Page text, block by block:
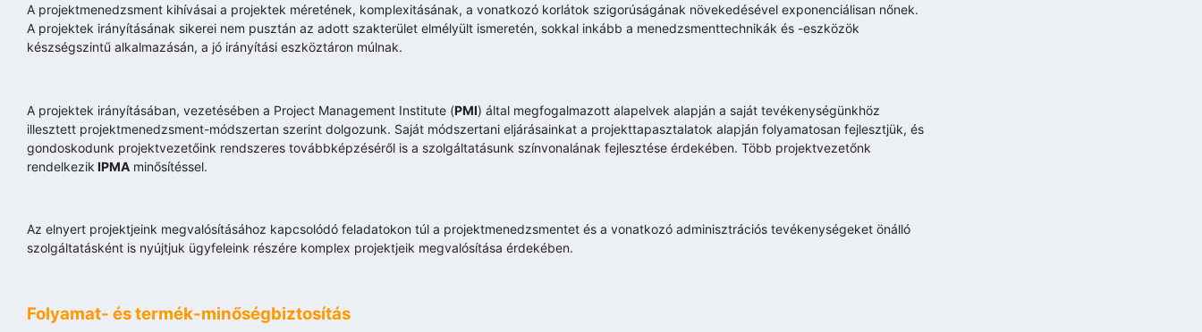
A projektmenedzsment kihívásai a projektek méretének, komplexitásának, a vonatkozó korlátok szigorúságának növekedésével exponenciálisan nőnek.
A projektek irányításának sikerei nem pusztán az adott szakterület elmélyült ismeretén, sokkal inkább a menedzsmenttechnikák és -eszközök
készségszintű alkalmazásán, a jó irányítási eszköztáron múlnak.
A projektek irányításában, vezetésében a Project Management Institute (PMI) által megfogalmazott alapelvek alapján a saját tevékenységünkhöz
illesztett projektmenedzsment-módszertan szerint dolgozunk. Saját módszertani eljárásainkat a projekttapasztalatok alapján folyamatosan fejlesztjük, és
gondoskodunk projektvezetőink rendszeres továbbképzéséről is a szolgáltatásunk színvonalának fejlesztése érdekében. Több projektvezetőnk
rendelkezik IPMA minősítéssel.
Az elnyert projektjeink megvalósításához kapcsolódó feladatokon túl a projektmenedzsmentet és a vonatkozó adminisztrációs tevékenységeket önálló
szolgáltatásként is nyújtjuk ügyfeleink részére komplex projektjeik megvalósítása érdekében.
Folyamat- és termék-minőségbiztosítás